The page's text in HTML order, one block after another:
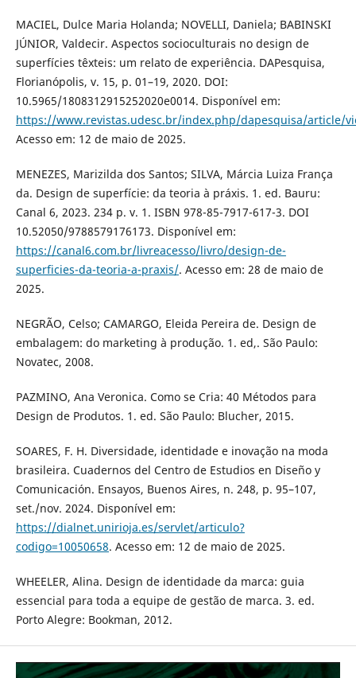
MACIEL, Dulce Maria Holanda; NOVELLI, Daniela; BABINSKI
JÚNIOR, Valdecir. Aspectos socioculturais no design de
superfícies têxteis: um relato de experiência. DAPesquisa,
Florianópolis, v. 15, p. 01–19, 2020. DOI:
10.5965/1808312915252020e0014. Disponível em:
https://www.revistas.udesc.br/index.php/dapesquisa/article/
Acesso em: 12 de maio de 2025.
MENEZES, Marizilda dos Santos; SILVA, Márcia Luiza França
da. Design de superfície: da teoria à práxis. 1. ed. Bauru:
Canal 6, 2023. 234 p. v. 1. ISBN 978-85-7917-617-3. DOI
10.52050/9788579176173. Disponível em:
https://canal6.com.br/livreacesso/livro/design-de-
superficies-da-teoria-a-praxis/. Acesso em: 28 de maio de
2025.
NEGRÃO, Celso; CAMARGO, Eleida Pereira de. Design de
embalagem: do marketing à produção. 1. ed,. São Paulo:
Novatec, 2008.
PAZMINO, Ana Veronica. Como se Cria: 40 Métodos para
Design de Produtos. 1. ed. São Paulo: Blucher, 2015.
SOARES, F. H. Diversidade, identidade e inovação na moda
brasileira. Cuadernos del Centro de Estudios en Diseño y
Comunicación. Ensayos, Buenos Aires, n. 248, p. 95–107,
set./nov. 2024. Disponível em:
https://dialnet.unirioja.es/servlet/articulo?
codigo=10050658. Acesso em: 12 de maio de 2025.
WHEELER, Alina. Design de identidade da marca: guia
essencial para toda a equipe de gestão de marca. 3. ed.
Porto Alegre: Bookman, 2012.